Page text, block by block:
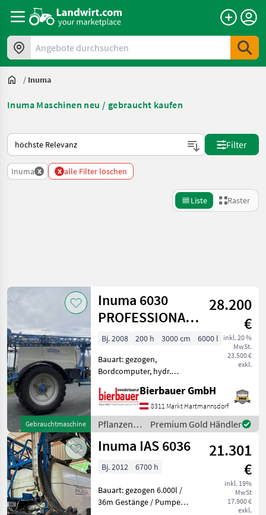
Angebote durchsuchen
/ Inuma
Inuma Maschinen neu / gebraucht kaufen
So wird auf Landwirt.com sortiert
Filter
Inuma x x alle Filter löschen
Liste Raster
Kategorie 1 Land Filter
AKTUELLER
Inuma
KATEGORIE
WÄHLEN
Landtechnik
13
MARKTPLATZ
Marktplatz Händlerangebote
Zurücksetzen
13
Ergebnisse
anzeigen
Gebrauchtmaschine
Inuma 6030
PROFESSIONAL-
GPS gesteuert
28.200
€
inkl. 20 %
MwSt.
23.500 €
exkl.
Bj. 2008 200 h 3000 cm
6000 l
Bauart: gezogen,
Bordcomputer, hydr.
Feldspritze zu verkaufen!**
Zum Verkauf steht eine
hochwertige Feldspritze der
Marke Inuma, Modell . Diese
Anh
Bierbauer GmbH
8311 Markt Hartmannsdorf
Pflanzenschutz
/ Inuma
Premium Gold Händler
Inuma IAS 6036
21.301
€
inkl. 19%
MwSt
17.900 €
exkl.
Bj. 2012 6700 h
Bauart: gezogen 6.000l /
36m Gestänge / Pumpe